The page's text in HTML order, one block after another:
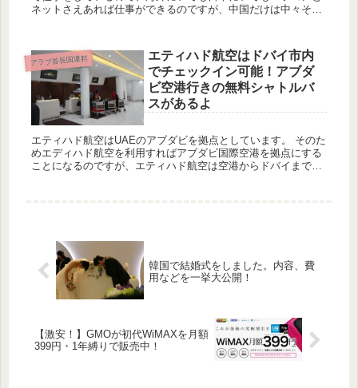
ネットさえあれば仕事ができるのですが、中国だけは中々そう
アラブ首長国連邦
エティハド航空はドバイ市内
でチェックイン可能！アブダ
ビ空港行きの無料シャトルバ
スがあるよ
エティハド航空はUAEのアブダビを拠点としています。 そのた
めエディハド航空を利用すればアブダビ国際空港を拠点にする
ことになるのですが、エティハド航空は空港からドバイまでシ
韓国で結婚式をしました。内容、費
用などを一挙大公開！
【激安！】GMOが初代WiMAXを月額
399円・1年縛りで販売中！